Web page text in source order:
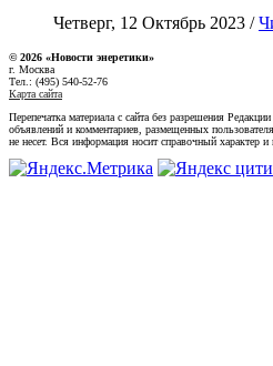
Четверг, 12 Октябрь 2023 /
© 2026 «Новости энеретики»
г. Москва
Тел.: (495) 540-52-76
Карта сайта
Перепечатка материала с сайта без разрешения
объявлений и комментариев, размещенных
не несет. Вся информация носит справочный характер